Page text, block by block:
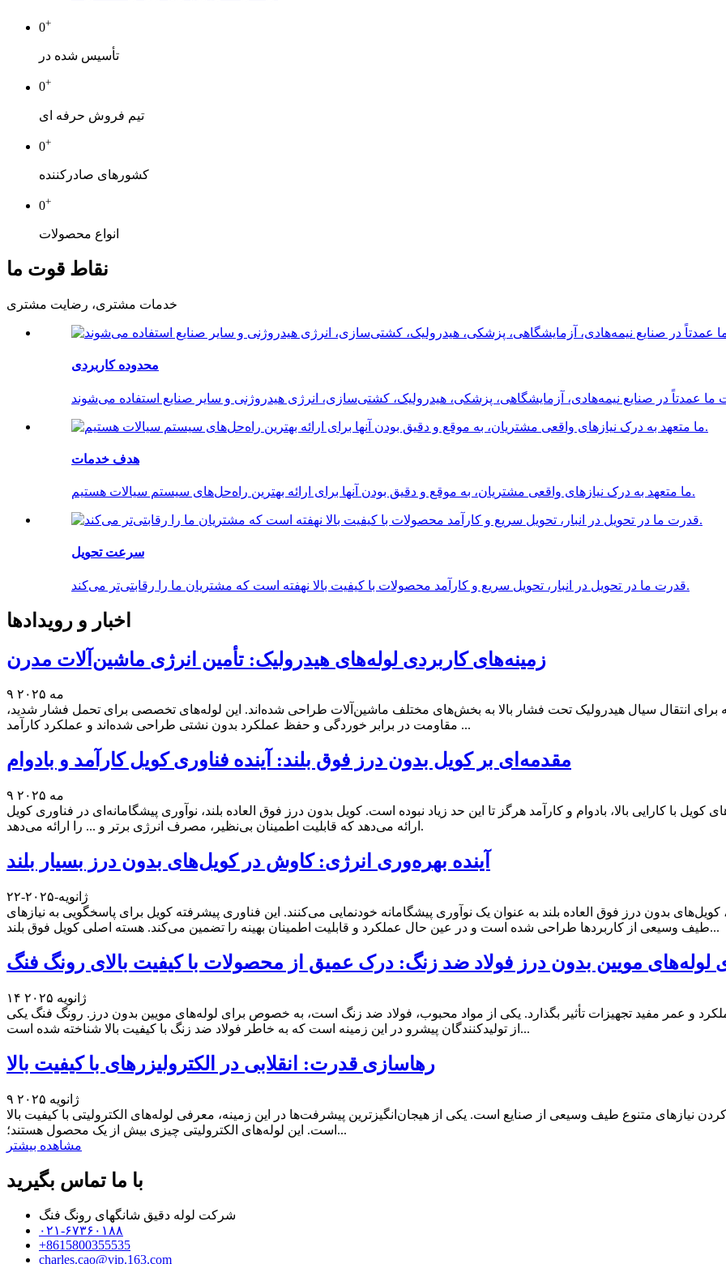
0+
تأسیس شده در
0+
تیم فروش حرفه ای
0+
کشورهای صادرکننده
0+
انواع محصولات
نقاط قوت ما
خدمات مشتری، رضایت مشتری
محدوده کاربردی
هدف خدمات
ما متعهد به درک نیازهای واقعی مشتریان، به موقع و دقیق بودن آنها برای ارائه بهترین راه‌حل‌های سیستم سیالات هستیم.
سرعت تحویل
قدرت ما در تحویل در انبار، تحویل سریع و کارآمد محصولات با کیفیت بالا نهفته است که مشتریان ما را رقابتی‌تر می‌کند.
اخبار و رویدادها
زمینه‌های کاربردی لوله‌های هیدرولیک: تأمین انرژی ماشین‌آلات مدرن
۹ مه ۲۰۲۵
انتقال سیال هیدرولیک تحت فشار بالا به بخش‌های مختلف ماشین‌آلات طراحی شده‌اند. این لوله‌های تخصصی برای تحمل فشار شدید،
مقاومت در برابر خوردگی و حفظ عملکرد بدون نشتی طراحی شده‌اند و عملکرد کارآمد ...
مقدمه‌ای بر کویل بدون درز فوق بلند: آینده فناوری کویل کارآمد و بادوام
۹ مه ۲۰۲۵
با کارایی بالا، بادوام و کارآمد هرگز تا این حد زیاد نبوده است. کویل بدون درز فوق العاده بلند، نوآوری پیشگامانه‌ای در فناوری کویل
ارائه می‌دهد که قابلیت اطمینان بی‌نظیر، مصرف انرژی برتر و ... را ارائه می‌دهد.
آینده بهره‌وری انرژی: کاوش در کویل‌های بدون درز بسیار بلند
۲۲-ژانویه-۲۰۲۵
بدون درز فوق العاده بلند به عنوان یک نوآوری پیشگامانه خودنمایی می‌کنند. این فناوری پیشرفته کویل برای پاسخگویی به نیازهای
طیف وسیعی از کاربردها طراحی شده است و در عین حال عملکرد و قابلیت اطمینان بهینه را تضمین می‌کند. هسته اصلی کویل فوق بلند...
لوله‌های مویین بدون درز فولاد ضد زنگ: درک عمیق از محصولات با کیفیت بالای رونگ فنگ
۱۴ ژانویه ۲۰۲۵
و عمر مفید تجهیزات تأثیر بگذارد. یکی از مواد محبوب، فولاد ضد زنگ است، به خصوص برای لوله‌های مویین بدون درز. رونگ فنگ یکی
از تولیدکنندگان پیشرو در این زمینه است که به خاطر فولاد ضد زنگ با کیفیت بالا شناخته شده است...
رهاسازی قدرت: انقلابی در الکترولیزرهای با کیفیت بالا
۹ ژانویه ۲۰۲۵
نیازهای متنوع طیف وسیعی از صنایع است. یکی از هیجان‌انگیزترین پیشرفت‌ها در این زمینه، معرفی لوله‌های الکترولیتی با کیفیت بالا
است. این لوله‌های الکترولیتی چیزی بیش از یک محصول هستند؛...
مشاهده بیشتر
با ما تماس بگیرید
شرکت لوله دقیق شانگهای رونگ فنگ
۰۲۱-۶۷۳۶۰۱۸۸
‎+8615800355535‎
charles.cao@vip.163.com